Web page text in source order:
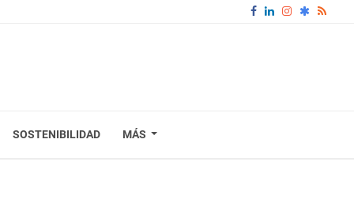
SOSTENIBILIDAD MÁS